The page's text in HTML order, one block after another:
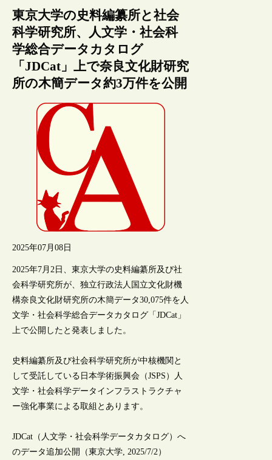
東京大学の史料編纂所と社会
科学研究所、人文学・社会科
学総合データカタログ
「JDCat」上で奈良文化財研究
所の木簡データ約3万件を公開
2025年07月08日
2025年7月2日、東京大学の史料編纂所及び社
会科学研究所が、独立行政法人国立文化財機
構奈良文化財研究所の木簡データ30,075件を人
文学・社会科学総合データカタログ「JDCat」
上で公開したと発表しました。
史料編纂所及び社会科学研究所が中核機関と
して受託している日本学術振興会（JSPS）人
文学・社会科学データインフラストラクチャ
ー強化事業による取組とあります。
JDCat（人文学・社会科学データカタログ）へ
のデータ追加公開（東京大学, 2025/7/2）